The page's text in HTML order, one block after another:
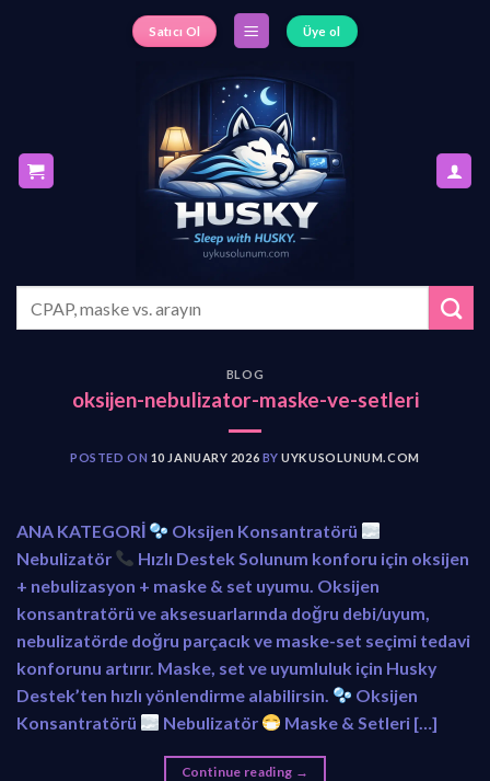
Satıcı Ol Üye ol
BLOG
oksijen-nebulizator-maske-ve-setleri
POSTED ON 10 JANUARY 2026 BYUYKUSOLUNUM.COM
ANA KATEGORİ
Oksijen Konsantratörü
Nebulizatör
Hızlı Destek Solunum konforu için oksijen
+ nebulizasyon + maske & set uyumu. Oksijen
konsantratörü ve aksesuarlarında doğru debi/uyum,
nebulizatörde doğru parçacık ve maske-set seçimi tedavi
konforunu artırır. Maske, set ve uyumluluk için Husky
Destek’ten hızlı yönlendirme alabilirsin.
Oksijen
Konsantratörü
Nebulizatör Maske & Setleri […]
Continue reading →